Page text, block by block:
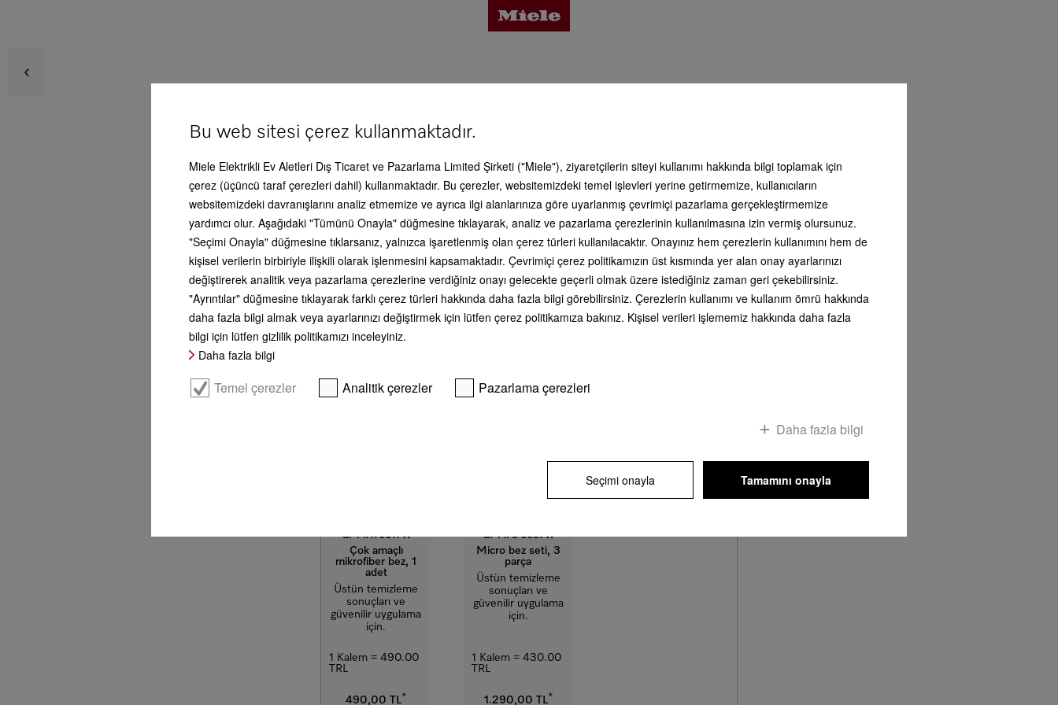
Avantajlar
Ürün detayları
Aksesuar
Servis & Destek
Teslimat kapsamında bulunmaktadır. - KWT 4999 F
Beyaz tebeşir kalemi •
Opsiyonel Aksesuarlar - KWT 4999 F
GP MI X 0011 W
Çok amaçlı
mikrofiber bez, 1
adet
Üstün temizleme
sonuçları ve
güvenilir uygulama
için.
1 Kalem = 490.00
TRL
490,00 TL*
GP MI S 0031 W
Micro bez seti, 3
parça
Üstün temizleme
sonuçları ve
güvenilir uygulama
için.
1 Kalem = 430.00
TRL
1.290,00 TL*
Bu web sitesi çerez kullanmaktadır.
Miele Elektrikli Ev Aletleri Dış Ticaret ve Pazarlama Limited Şirketi ("Miele"), ziyaretçilerin siteyi kullanımı hakkında bilgi toplamak için
çerez (üçüncü taraf çerezleri dahil) kullanmaktadır. Bu çerezler, websitemizdeki temel işlevleri yerine getirmemize, kullanıcıların
websitemizdeki davranışlarını analiz etmemize ve ayrıca ilgi alanlarınıza göre uyarlanmış çevrimiçi pazarlama gerçekleştirmemize
yardımcı olur. Aşağıdaki "Tümünü Onayla" düğmesine tıklayarak, analiz ve pazarlama çerezlerinin kullanılmasına izin vermiş olursunuz.
"Seçimi Onayla" düğmesine tıklarsanız, yalnızca işaretlenmiş olan çerez türleri kullanılacaktır. Onayınız hem çerezlerin kullanımını hem de
kişisel verilerin birbiriyle ilişkili olarak işlenmesini kapsamaktadır. Çevrimiçi çerez politikamızın üst kısmında yer alan onay ayarlarınızı
değiştirerek analitik veya pazarlama çerezlerine verdiğiniz onayı gelecekte geçerli olmak üzere istediğiniz zaman geri çekebilirsiniz.
"Ayrıntılar" düğmesine tıklayarak farklı çerez türleri hakkında daha fazla bilgi görebilirsiniz. Çerezlerin kullanımı ve kullanım ömrü hakkında
daha fazla bilgi almak veya ayarlarınızı değiştirmek için lütfen çerez politikamıza bakınız. Kişisel verileri işlememiz hakkında daha fazla
bilgi için lütfen gizlilik politikamızı inceleyiniz.
Daha fazla bilgi
Temel çerezler Analitik çerezler Pazarlama çerezleri
Daha fazla bilgi
Seçimi onayla Tamamını onayla